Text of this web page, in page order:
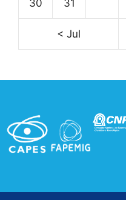
30 31
< Jul